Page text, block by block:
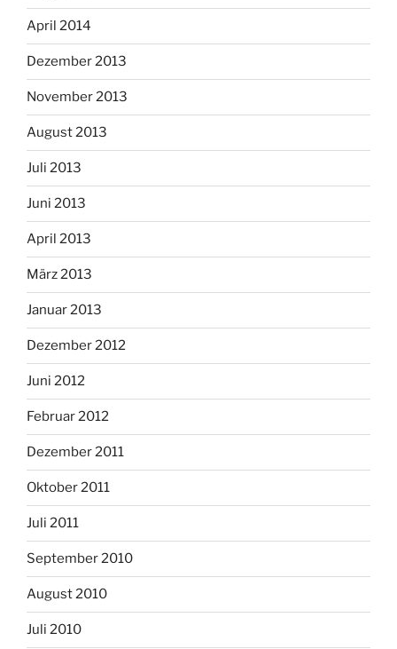
April 2014
Dezember 2013
November 2013
August 2013
Juli 2013
Juni 2013
April 2013
März 2013
Januar 2013
Dezember 2012
Juni 2012
Februar 2012
Dezember 2011
Oktober 2011
Juli 2011
September 2010
August 2010
Juli 2010